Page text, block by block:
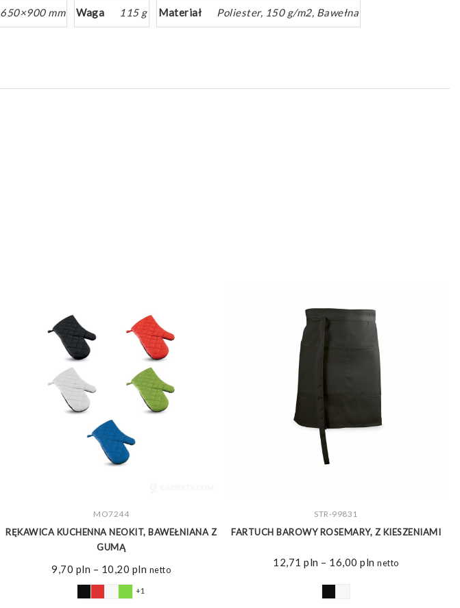
650×900 mm Waga 115 g Materiał Poliester, 150 g/m2, Bawełna
ZOBACZ WIĘCEJ
MO7244
RĘKAWICA KUCHENNA NEOKIT, BAWEŁNIANA Z
GUMĄ
9,70 pln – 10,20 pln Zakres
netto
+1
ZOBACZ WIĘCEJ
STR-99831
FARTUCH BAROWY ROSEMARY, Z KIESZENIAMI
12,71pln – 16,00pln Zakres
netto